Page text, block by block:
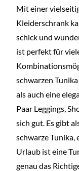
Mit einer
Kleiderschrank
schick und
ist perfekt für
schwarzen
als auch eine
Paar Leggings,
sich gut. Es gibt
schwarze Tunika,
Urlaub ist eine
genau das